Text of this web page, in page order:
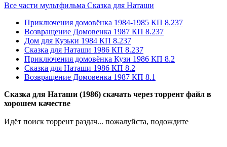
Все части мультфильма Сказка для Наташи
Приключения домовёнка 1984-1985 КП 8.237
Возвращение Домовенка 1987 КП 8.237
Дом для Кузьки 1984 КП 8.237
Сказка для Наташи 1986 КП 8.237
Приключения домовёнка Кузи 1986 КП 8.2
Сказка для Наташи 1986 КП 8.2
Возвращение Домовенка 1987 КП 8.1
Сказка для Наташи (1986) скачать через торрент файл в
хорошем качестве
Идёт поиск торрент раздач... пожалуйста, подождите